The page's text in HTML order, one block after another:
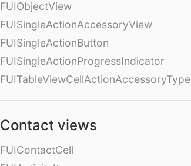
FUIObjectView
FUISingleActionAccessoryView
FUISingleActionButton
FUISingleActionProgressIndicator
FUITableViewCellActionAccessoryType
Contact views
FUIContactCell